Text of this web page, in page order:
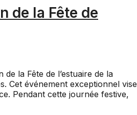
de la Fête de
de la Fête de l’estuaire de la
Cet événement exceptionnel vise
Pendant cette journée festive,